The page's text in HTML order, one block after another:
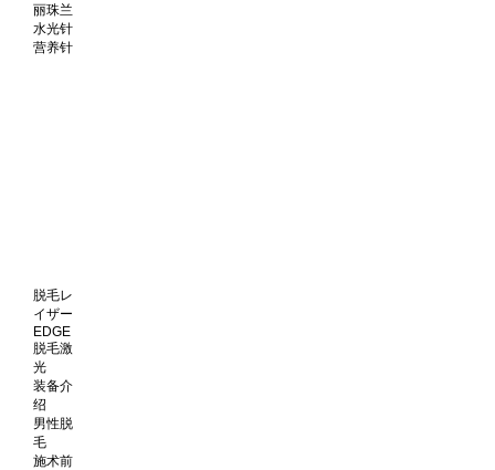
丽珠兰
水光针
营养针
脱毛レ
イザー
EDGE
脱毛激
光
装备介
绍
男性脱
毛
施术前